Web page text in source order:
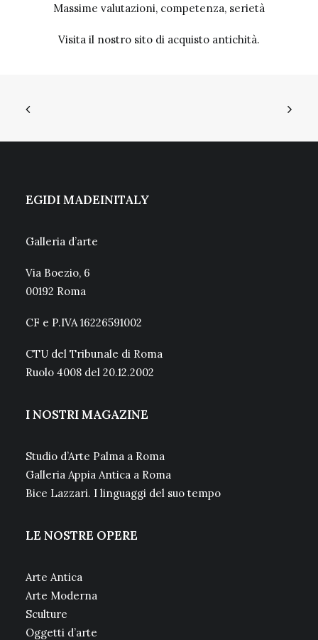
Massime valutazioni, competenza, serietà
Visita il nostro sito di acquisto antichità.
EGIDI MADEINITALY
Galleria d’arte
Via Boezio, 6
00192 Roma
CF e P.IVA 16226591002
CTU del Tribunale di Roma
Ruolo 4008 del 20.12.2002
I NOSTRI MAGAZINE
Studio d’Arte Palma a Roma
Galleria Appia Antica a Roma
Bice Lazzari. I linguaggi del suo tempo
LE NOSTRE OPERE
Arte Antica
Arte Moderna
Sculture
Oggetti d’arte